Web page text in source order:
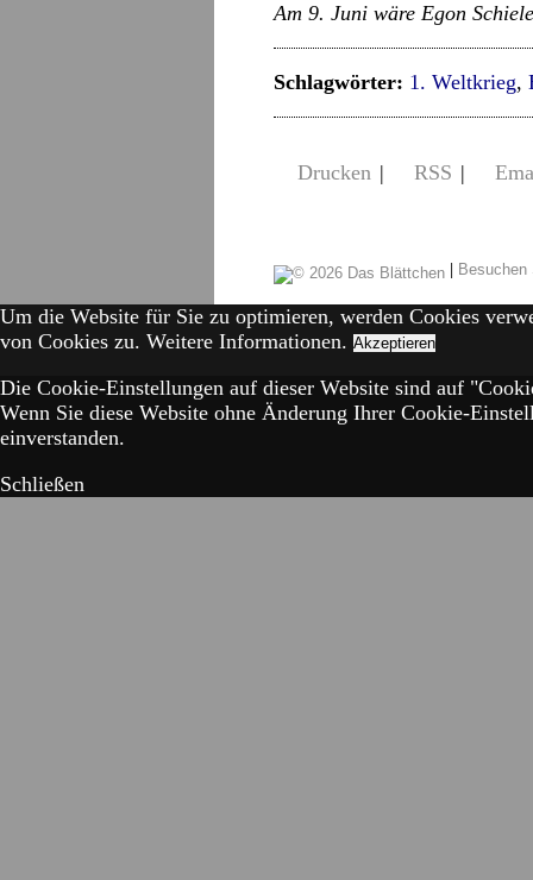
Am 9. Juni wäre Egon
Schlagwörter: 1. Weltkrieg,
Drucken | RSS |
|
Um die Website für Sie zu optimieren, werden Cookies
von Cookies zu. Weitere Informationen. Akzeptieren
Die Cookie-Einstellungen auf dieser Website sind auf
Wenn Sie diese Website ohne Änderung Ihrer Cookie-
einverstanden.
Schließen